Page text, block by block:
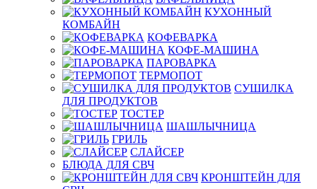
КУХОННЫЙ
КОМБАЙН
КОФЕВАРКА
КОФЕ-МАШИНА
ПАРОВАРКА
ТЕРМОПОТ
СУШИЛКА
ДЛЯ ПРОДУКТОВ
ТОСТЕР
ШАШЛЫЧНИЦА
ГРИЛЬ
СЛАЙСЕР
БЛЮДА ДЛЯ СВЧ
КРОНШТЕЙН ДЛЯ